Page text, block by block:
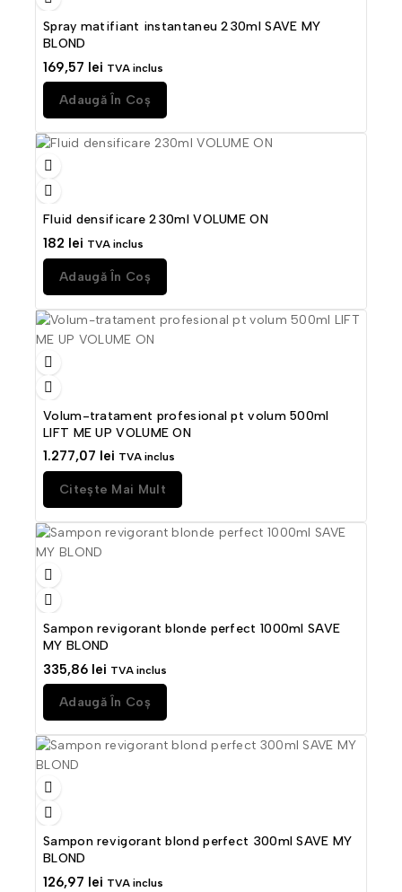
Spray matifiant instantaneu 230ml SAVE MY
BLOND
169,57 lei TVA inclus
Adaugă În Coș
Fluid densificare 230ml VOLUME ON
182 lei TVA inclus
Adaugă În Coș
Volum-tratament profesional pt volum 500ml
LIFT ME UP VOLUME ON
1.277,07 lei TVA inclus
Citește Mai Mult
Sampon revigorant blonde perfect 1000ml SAVE
MY BLOND
335,86 lei TVA inclus
Adaugă În Coș
Sampon revigorant blond perfect 300ml SAVE MY
BLOND
126,97 lei TVA inclus